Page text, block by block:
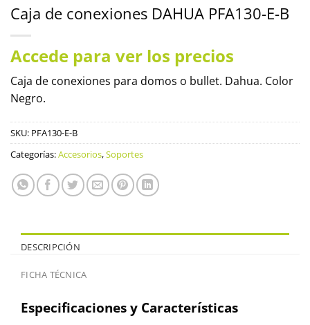
Caja de conexiones DAHUA PFA130-E-B
Accede para ver los precios
Caja de conexiones para domos o bullet. Dahua. Color
Negro.
SKU: PFA130-E-B
Categorías:Accesorios,Soportes
DESCRIPCIÓN
FICHA TÉCNICA
Especificaciones y Características